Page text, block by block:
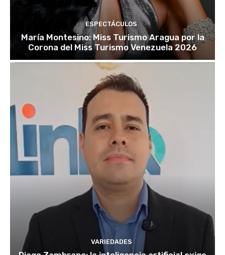
ESPECTÁCULOS
María Montesino: Miss Turismo Aragua por la
Corona del Miss Turismo Venezuela 2026
VARIEDADES